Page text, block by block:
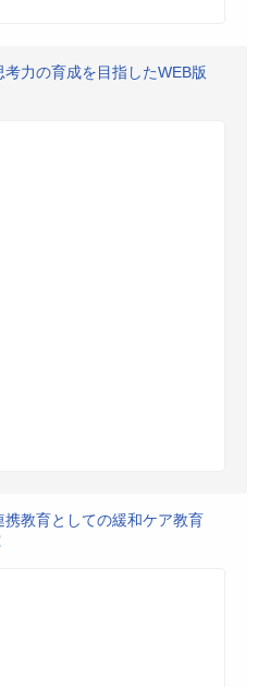
力の育成を目指したWEB版
教育としての緩和ケア教育